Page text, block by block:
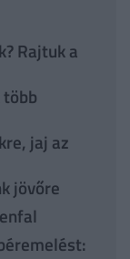
Rajtuk a
jaj az
jövőre